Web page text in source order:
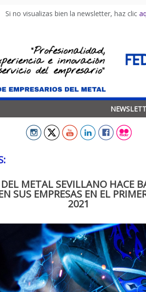
Si no visualizas bien la newsletter, haz clic
DEL METAL SEVILLANO HACE
SUS EMPRESAS EN EL
2021